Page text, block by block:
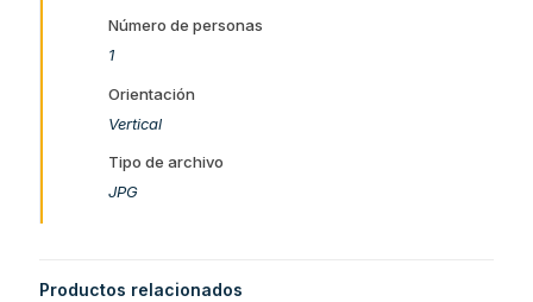
Número de personas
1
Orientación
Vertical
Tipo de archivo
JPG
Productos relacionados